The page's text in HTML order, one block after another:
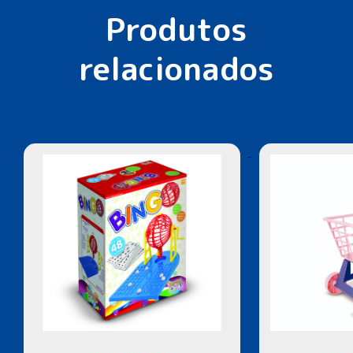
Produtos
relacionados